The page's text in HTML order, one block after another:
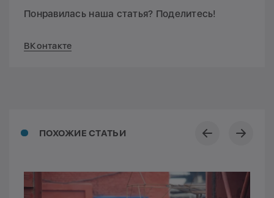
Понравилась наша статья? Поделитесь!
ВКонтакте
ПОХОЖИЕ СТАТЬИ